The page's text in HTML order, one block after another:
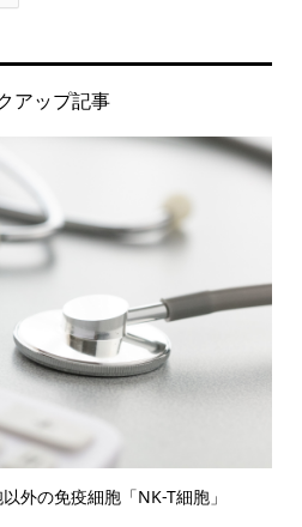
アップ記事
外の免疫細胞「NK-T細胞」